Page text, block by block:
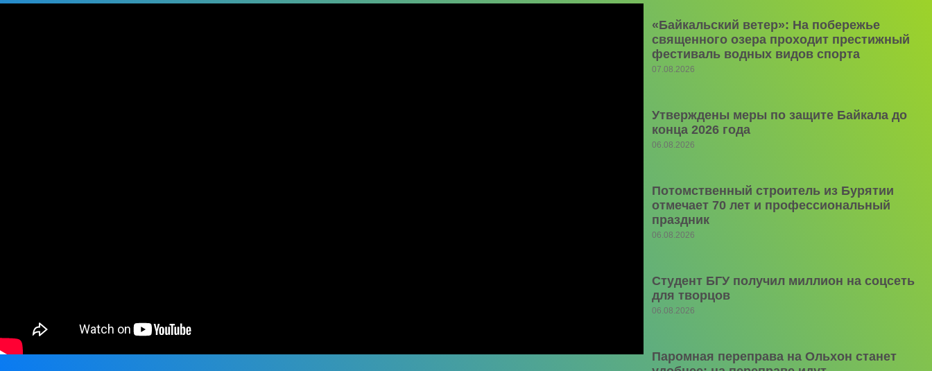
«Байкальский ветер»: На побережье
священного озера проходит престижный
фестиваль водных видов спорта
07.08.2026
Утверждены меры по защите Байкала до
конца 2026 года
06.08.2026
Потомственный строитель из Бурятии
отмечает 70 лет и профессиональный
праздник
06.08.2026
Студент БГУ получил миллион на соцсеть
для творцов
06.08.2026
Паромная переправа на Ольхон станет